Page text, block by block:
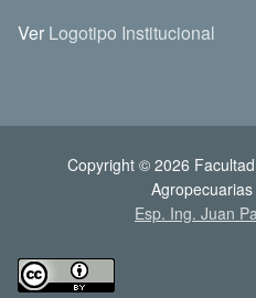
Ver Logotipo Institucional
Copyright © 2026
Esp. Ing. Juan